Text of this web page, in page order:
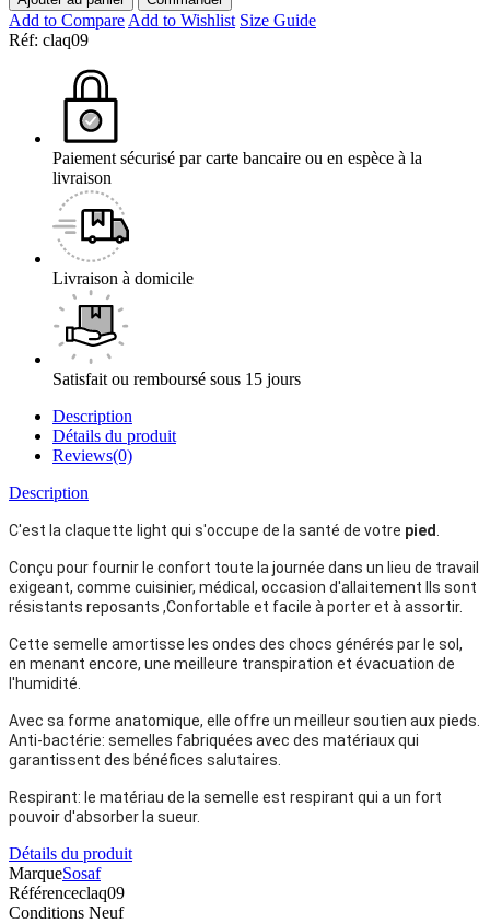
Add to CompareAdd to Wishlist Size Guide
Réf: claq09
Paiement sécurisé par carte bancaire ou en espèce à la
livraison
Livraison à domicile
Satisfait ou remboursé sous 15 jours
Description
Détails du produit
Reviews(0)
Description
C'est la claquette light qui s'occupe de la santé de votre pied.
Conçu pour fournir le confort toute la journée dans un lieu de travail
exigeant, comme cuisinier, médical, occasion d'allaitement Ils sont
résistants reposants ,Confortable et facile à porter et à assortir.
Cette semelle amortisse les ondes des chocs générés par le sol,
en menant encore, une meilleure transpiration et évacuation de
l'humidité.
Avec sa forme anatomique, elle offre un meilleur soutien aux pieds.
Anti-bactérie: semelles fabriquées avec des matériaux qui
garantissent des bénéfices salutaires.
Respirant: le matériau de la semelle est respirant qui a un fort
pouvoir d'absorber la sueur.
Détails du produit
MarqueSosaf
Référenceclaq09
Conditions Neuf